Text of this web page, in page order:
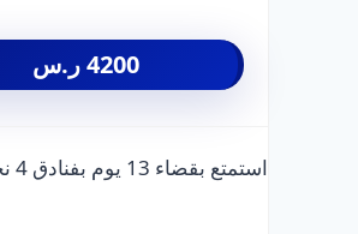
4200ر.س
استمتع بقضاء 13 يوم بفنادق 4 نجوم